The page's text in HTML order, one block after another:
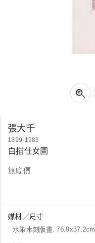
張大千
1899-1983
白描仕女圖
無底價
媒材／尺寸
水染木刻版畫, 76.9x37.2cm